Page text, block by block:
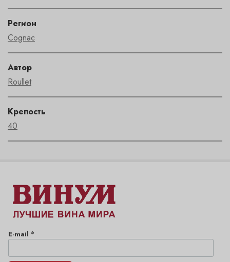
Регион
Cognac
Автор
Roullet
Крепость
40
E-mail *